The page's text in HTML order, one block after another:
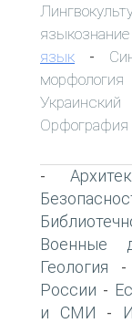
языкознание
язык -
морфология
Орфография
-
Военные
Геология -
России -
и СМИ -